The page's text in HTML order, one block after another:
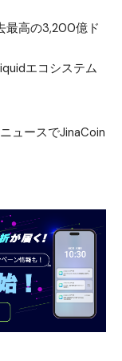
最高の3,200億ド
エコシステム
ュースでJinaCoin